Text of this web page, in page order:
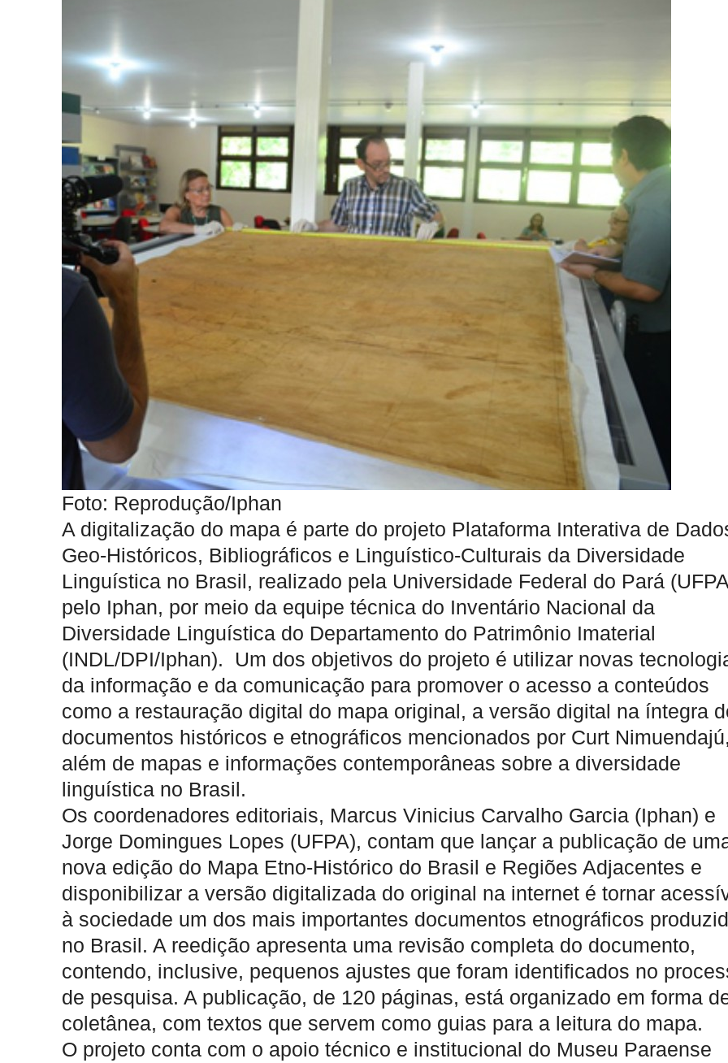
Foto: Reprodução/Iphan
A digitalização do mapa é parte do projeto Plataforma Interativa de
Geo-Históricos, Bibliográficos e Linguístico-Culturais da Diversidade
Linguística no Brasil, realizado pela Universidade Federal do Pará
pelo Iphan, por meio da equipe técnica do Inventário Nacional da
Diversidade Linguística do Departamento do Patrimônio Imaterial
(INDL/DPI/Iphan). Um dos objetivos do projeto é utilizar novas
da informação e da comunicação para promover o acesso a conteúdos
como a restauração digital do mapa original, a versão digital na íntegra
documentos históricos e etnográficos mencionados por Curt Nimuendajú,
além de mapas e informações contemporâneas sobre a diversidade
linguística no Brasil.
Os coordenadores editoriais, Marcus Vinicius Carvalho Garcia (Iphan) e
Jorge Domingues Lopes (UFPA), contam que lançar a publicação de
nova edição do Mapa Etno-Histórico do Brasil e Regiões Adjacentes e
disponibilizar a versão digitalizada do original na internet é tornar
à sociedade um dos mais importantes documentos etnográficos
no Brasil. A reedição apresenta uma revisão completa do documento,
contendo, inclusive, pequenos ajustes que foram identificados no
de pesquisa. A publicação, de 120 páginas, está organizado em forma
coletânea, com textos que servem como guias para a leitura do mapa.
O projeto conta com o apoio técnico e institucional do Museu Paraense